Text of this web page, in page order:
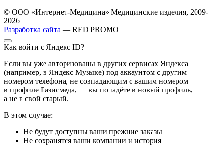
© ООО «Интернет-Медицина» Медицинские изделия, 2009-
2026
Разработка сайта — RED PROMO
Как войти с Яндекс ID?
Если вы уже авторизованы в других сервисах Яндекса
(например, в Яндекс Музыке) под аккаунтом с другим
номером телефона, не совпадающим с вашим номером
в профиле Базисмеда, — вы попадёте в новый профиль,
а не в свой старый.
В этом случае:
Не будут доступны ваши прежние заказы
Не сохранятся ваши компании и история